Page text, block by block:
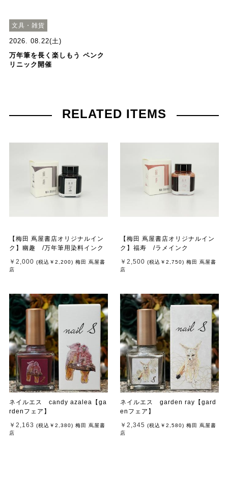
文具・雑貨
2026. 08.22(土)
万年筆を長く楽しもう ペンク
リニック開催
RELATED ITEMS
【梅田 蔦屋書店オリジナルイン
ク】幽趣 /万年筆用染料インク
￥2,000 (税込 ￥2,200) 梅田 蔦屋書
店
【梅田 蔦屋書店オリジナルイン
ク】福寿 /ラメインク
￥2,500 (税込 ￥2,750) 梅田 蔦屋書
店
ネイルエス candy azalea【ga
rdenフェア】
￥2,163 (税込 ￥2,380) 梅田 蔦屋書
店
ネイルエス garden ray【gard
enフェア】
￥2,345 (税込 ￥2,580) 梅田 蔦屋書
店